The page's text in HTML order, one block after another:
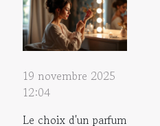
19 novembre 2025
12:04
Le choix d'un parfum